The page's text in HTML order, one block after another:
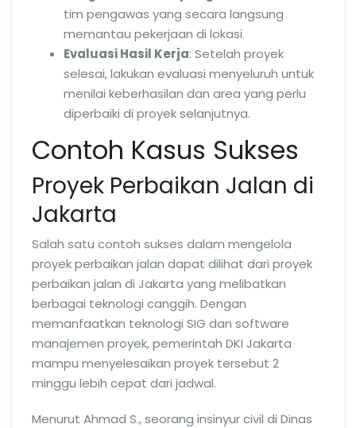
tim pengawas yang secara langsung
memantau pekerjaan di lokasi.
Evaluasi Hasil Kerja: Setelah proyek
selesai, lakukan evaluasi menyeluruh untuk
menilai keberhasilan dan area yang perlu
diperbaiki di proyek selanjutnya.
Contoh Kasus Sukses
Proyek Perbaikan Jalan di
Jakarta
Salah satu contoh sukses dalam mengelola
proyek perbaikan jalan dapat dilihat dari proyek
perbaikan jalan di Jakarta yang melibatkan
berbagai teknologi canggih. Dengan
memanfaatkan teknologi SIG dan software
manajemen proyek, pemerintah DKI Jakarta
mampu menyelesaikan proyek tersebut 2
minggu lebih cepat dari jadwal.
Menurut Ahmad S., seorang insinyur civil di Dinas